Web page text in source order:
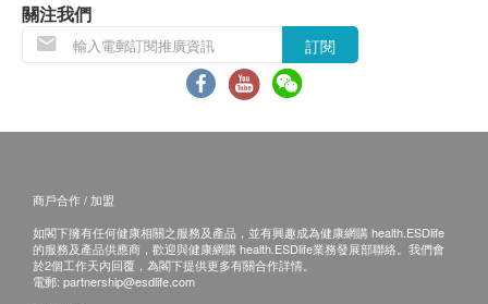
關注我們
訂閱
商戶合作 / 加盟
如閣下擁有任何健康相關之服務及產品，並有興趣成為健康網購 health.ESDlife
的服務及產品供應商，歡迎與健康網購 health.ESDlife業務發展部聯絡。我們會
於2個工作天內回覆，為閣下提供更多有關合作詳情。
電郵: partnership@esdlife.com